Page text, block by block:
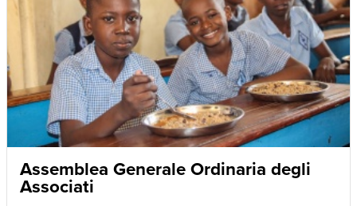
Assemblea Generale Ordinaria degli
Associati